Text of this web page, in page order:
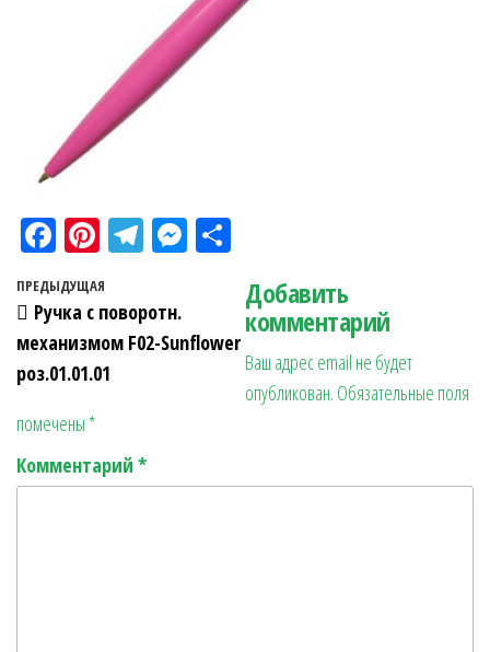
Fa
ce
bo
ok
Pi
nt
er
es
t
Te
gr
a
M
n
ра
в
ит
ь
Навигация по записям
Предыдущая запись
ПРЕДЫДУЩАЯ
Ручка с поворотн.
механизмом F02-Sunflower
роз.01.01.01
Добавить
комментарий
Ваш адрес email не будет
опубликован. Обязательные поля
помечены *
Комментарий *